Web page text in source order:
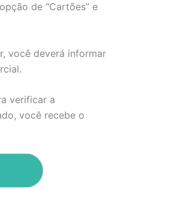
de “Cartões” e
você deverá informar
verificar a
você recebe o